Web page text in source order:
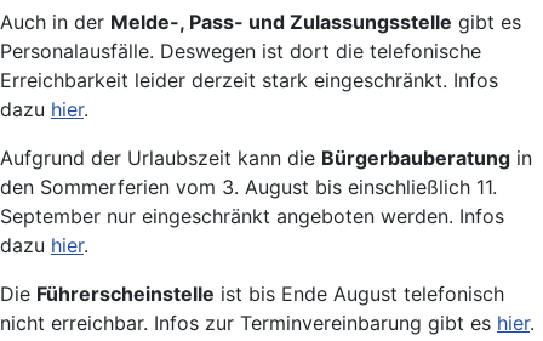
Auch in der Melde-, Pass- und Zulassungsstelle gibt es
Personalausfälle. Deswegen ist dort die telefonische
Erreichbarkeit leider derzeit stark eingeschränkt. Infos
dazu hier.
Aufgrund der Urlaubszeit kann die Bürgerbauberatung in
den Sommerferien vom 3. August bis einschließlich 11.
September nur eingeschränkt angeboten werden. Infos
dazu hier.
Die Führerscheinstelle ist bis Ende August telefonisch
nicht erreichbar. Infos zur Terminvereinbarung gibt es hier.